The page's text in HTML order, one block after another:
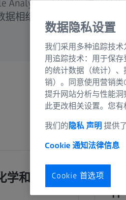
Analyzer（关联颗粒度分
相结合的出色解决方案，
学和关联
数据隐私设置
我们采用多种追踪技
用追踪技术：用于保
的统计数据（统计）
销）。同意使用营销
提升网站分析与性能洞
此更改相关设置。您有
我们的 隐私 声明 提供
Cookie 通知法律信息
Cookie 首选项